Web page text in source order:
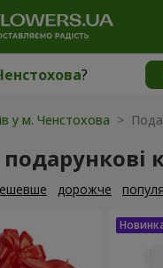
?
Ченстохова|
у м. Ченстохова >
дорожче